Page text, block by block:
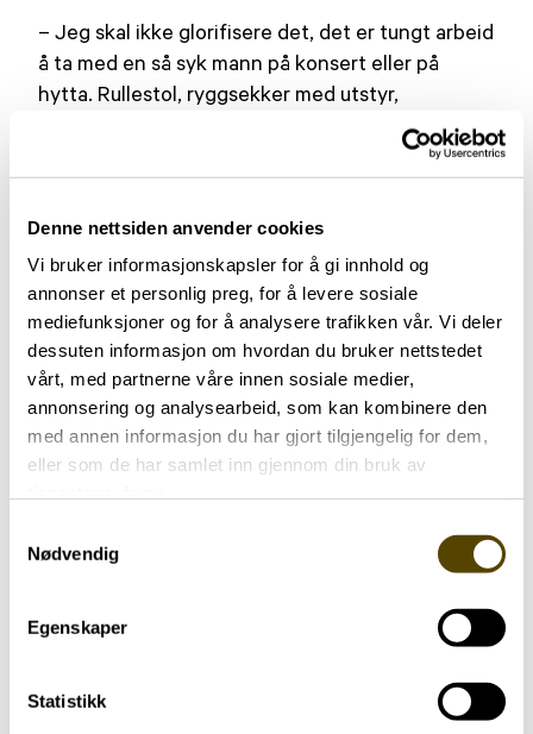
Denne nettsiden anvender cookies
Vi bruker informasjonskapsler for å gi innhold og
annonser et personlig preg, for å levere sosiale
mediefunksjoner og for å analysere trafikken vår. Vi deler
dessuten informasjon om hvordan du bruker nettstedet
vårt, med partnerne våre innen sosiale medier,
annonsering og analysearbeid, som kan kombinere den
med annen informasjon du har gjort tilgjengelig for dem,
eller som de har samlet inn gjennom din bruk av
Nødvendig
Egenskaper
Statistikk
– Jeg skal ikke glorifisere det, det er tungt arbeid
å ta med en så syk mann på konsert eller på
hytta. Rullestol, ryggsekker med utstyr,
sondemat og det hele. Men det var verdt det. Da
løsninger for PSP. Men han håpet at hjelpen vil
komme for de som kommer etter.
Parkinson er en sykdom vi tror
det er mulig å gjøre noe med
Hva om vi kunne bremse utviklingen av
Parkinsons sykdom? Eller forutsi hvem som
vil få det? Lasse Pihlstrøm er nevrolog og
finnes håp i forskningen.